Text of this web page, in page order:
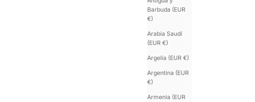
Barbuda (EUR
€)
Arabia Saudí
(EUR €)
Argelia (EUR €)
Argentina (EUR
€)
Armenia (EUR